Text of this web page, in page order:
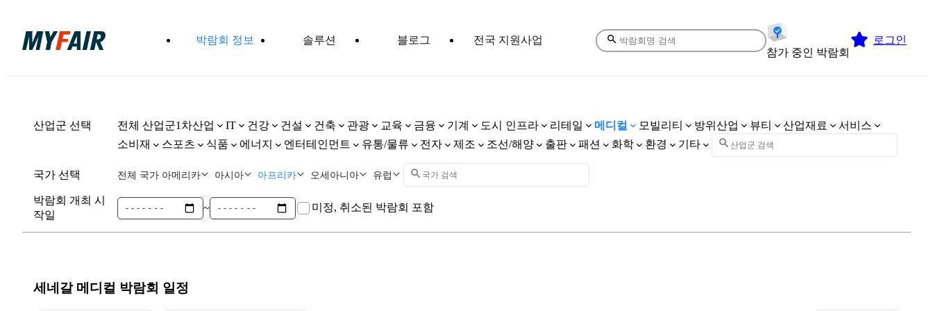
박람회 정보 솔루션 블로그
전국 지원사업
참가 중인 박람회
로그인
산업군 선택 전체 산업군1차산업 IT 건강 건설 건축 관광 교육 금융 기계 도시 인프라 리테일 메디컬 모빌리티 방위산업 뷰티 산업재료
서비스
소비재
스포츠 식품 에너지 엔터테인먼트 유통/물류 전자 제조 조선/해양 출판 패션 화학 환경 기타
국가 선택 전체 국가 아메리카 아시아 아프리카 오세아니아 유럽
박람회 개최 시
작일
~ 미정, 취소된 박람회 포함
세네갈 메디컬 박람회 일정